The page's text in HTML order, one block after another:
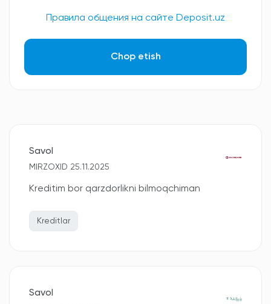
Правила общения на сайте Deposit.uz
Chop etish
Savol
MIRZOXID 25.11.2025
Kreditim bor qarzdorlikni bilmoqchiman
Kreditlar
Savol